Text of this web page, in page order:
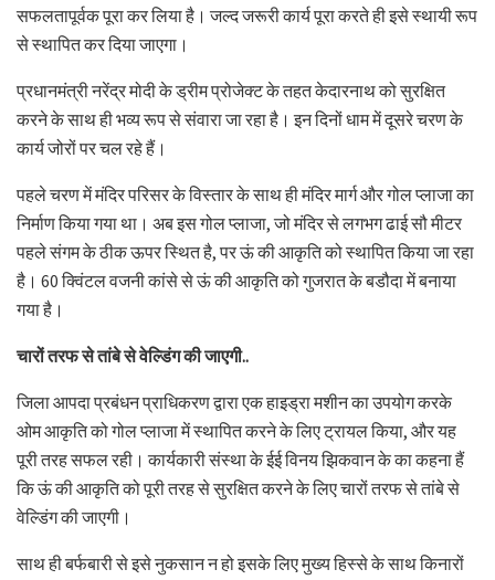
सफलतापूर्वक पूरा कर लिया है। जल्द जरूरी कार्य पूरा करते ही इसे स्थायी रूप
से स्थापित कर दिया जाएगा।
प्रधानमंत्री नरेंद्र मोदी के ड्रीम प्रोजेक्ट के तहत केदारनाथ को सुरक्षित
करने के साथ ही भव्य रूप से संवारा जा रहा है। इन दिनों धाम में दूसरे चरण के
कार्य जोरों पर चल रहे हैं।
पहले चरण में मंदिर परिसर के विस्तार के साथ ही मंदिर मार्ग और गोल प्लाजा का
निर्माण किया गया था। अब इस गोल प्लाजा, जो मंदिर से लगभग ढाई सौ मीटर
पहले संगम के ठीक ऊपर स्थित है, पर ऊं की आकृति को स्थापित किया जा रहा
है। 60 क्विंटल वजनी कांसे से ऊं की आकृति को गुजरात के बडौदा में बनाया
गया है।
चारों तरफ से तांबे से वेल्डिंग की जाएगी..
जिला आपदा प्रबंधन प्राधिकरण द्वारा एक हाइड्रा मशीन का उपयोग करके
ओम आकृति को गोल प्लाजा में स्थापित करने के लिए ट्रायल किया, और यह
पूरी तरह सफल रही। कार्यकारी संस्था के ईई विनय झिकवान के का कहना हैं
कि ऊं की आकृति को पूरी तरह से सुरक्षित करने के लिए चारों तरफ से तांबे से
वेल्डिंग की जाएगी।
साथ ही बर्फबारी से इसे नुकसान न हो इसके लिए मुख्य हिस्से के साथ किनारों